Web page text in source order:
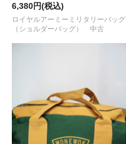
6,380円(税込)
ロイヤルアーミーミリタリーバッグ
（ショルダーバッグ） 中古